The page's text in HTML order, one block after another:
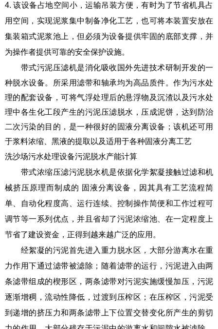
4. 该设备占地空间小，运输吊装方便，有时为了节省机具占
用空间，实现泥浆集中制备净化工艺，也可将本装置安放在
集装箱式泥浆池上，但必须为设备提供牢固的底部支撑，并
为操作者提供可靠的安全保护设施。
带式污泥压滤机是消化吸收国外先进技术研制开发的一
种脱水设备。所采用滤带和轴承均为高品质件。作为污水处
理的配套设备，可将气浮处理后的悬浮物及沉渣以及污水处
理中各生化工段产生的污泥压滤脱水，压成泥饼，达到防治
二次污染的目的，是一种很好的固液分离设备；该机还可用
于浆料浓缩、黑液的提取以及适用于各种固液分离工艺
洗沙场污水处理设备污泥脱水产能计算
带式浓缩压滤污泥脱水机是依据化学絮凝接触过滤和机
械挤压原理而制成的 固液分离设备，因其具有工艺流程简
单、自动化程度高、运行连续、控制操作简便和工作过程可
调节等一系列优点，并且省却了污泥浓缩池、在一定程度上
节省了建设资金，正得到越来越广泛的应用。
经絮凝的污泥首先进入重力脱水区，大部分游离水在重
力作用下通过滤带被滤除；随着滤带的运行，污泥进入由两
条滤带组成的楔形区，两条滤带对污泥实施缓慢加压，污泥
逐渐增稠，流动性降低，过渡到压榨区；在压榨区，污泥受
到递增的挤压力和两条滤带上下位置交替变化所产生的剪切